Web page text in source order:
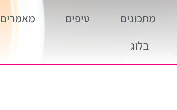
מתכונים טיפים מאמרים
בלוג